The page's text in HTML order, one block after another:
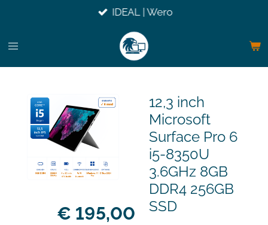
naar
IDEAL | Wero
12,3 inch
Microsoft
Surface Pro 6
i5-8350U
3.6GHz 8GB
DDR4 256GB
SSD
€ 195,00